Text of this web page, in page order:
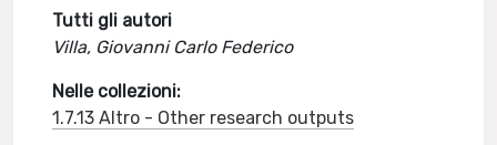
Tutti gli autori
Villa, Giovanni Carlo Federico
Nelle collezioni:
1.7.13 Altro - Other research outputs